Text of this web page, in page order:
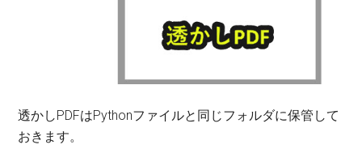
透かしPDFはPythonファイルと同じフォルダに保管して
おきます。